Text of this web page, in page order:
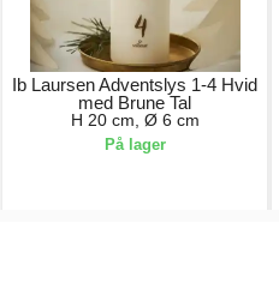
Ib Laursen Adventslys 1-4 Hvid
med Brune Tal
H 20 cm, Ø 6 cm
På lager